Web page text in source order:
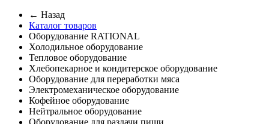
← Назад
Каталог товаров
Оборудование RATIONAL
Холодильное оборудование
Тепловое оборудование
Хлебопекарное и кондитерское оборудование
Оборудование для переработки мяса
Электромеханическое оборудование
Кофейное оборудование
Нейтральное оборудование
Оборудование для раздачи пищи